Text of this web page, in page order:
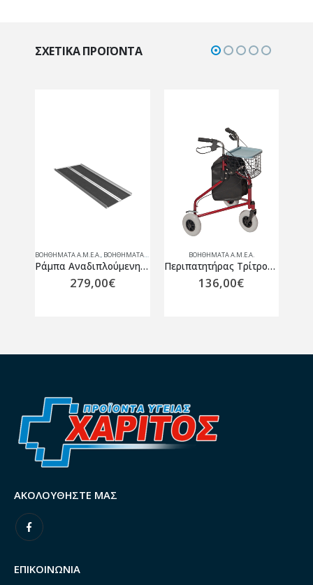
ΣΧΕΤΙΚΆ ΠΡΟΪΌΝΤΑ
ΒΟΗΘΉΜΑΤΑ Α.Μ.Ε.Α., ΒΟΗΘΉΜΑΤΑ ΑΜΑΞΙΔΊΩΝ
Ράμπα Αναδιπλούμενη (βαλίτσα) Αντιολισθιτική Αναπηρικού Αμαξιδίου 152cm 0805403
279,00€
ΒΟΗΘΉΜΑΤΑ Α.Μ.Ε.Α.
Περιπατητήρας Τρίτροχος Rollator 0808717
136,00€
ΑΚΟΛΟΥΘΉΣΤΕ ΜΑΣ
ΕΠΙΚΟΙΝΩΝΙΑ